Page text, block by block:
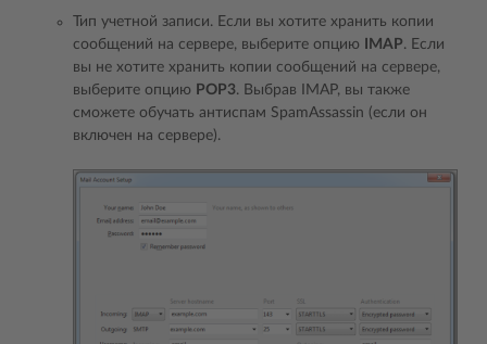
Тип учетной записи. Если вы хотите хранить копии
сообщений на сервере, выберите опцию
IMAP. Если
вы не хотите хранить копии сообщений на сервере,
выберите опцию POP3. Выбрав IMAP, вы также
сможете обучать антиспам SpamAssassin (если он
включен на сервере).